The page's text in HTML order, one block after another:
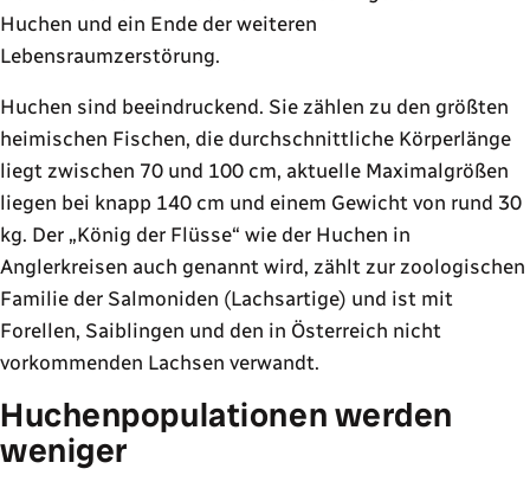
Huchen und ein Ende der weiteren
Lebensraumzerstörung.
Huchen sind beeindruckend. Sie zählen zu den größten
heimischen Fischen, die durchschnittliche Körperlänge
liegt zwischen 70 und 100 cm, aktuelle Maximalgrößen
liegen bei knapp 140 cm und einem Gewicht von rund 30
kg. Der König der Flüsse wie der Huchen in
Anglerkreisen auch genannt wird, zählt zur zoologischen
Familie der Salmoniden (Lachsartige) und ist mit
Forellen, Saiblingen und den in Österreich nicht
vorkommenden Lachsen verwandt.
Huchenpopulationen werden
weniger